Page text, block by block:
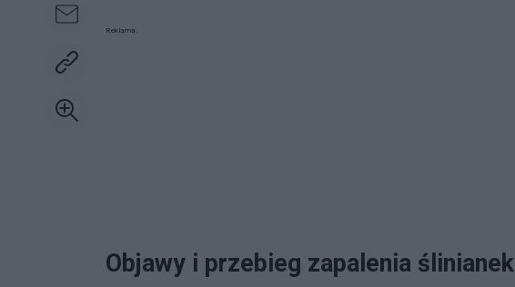
Reklama:
Objawy i przebieg zapalenia ślinianek